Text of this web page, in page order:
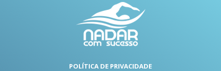
POLÍTICA DE PRIVACIDADE